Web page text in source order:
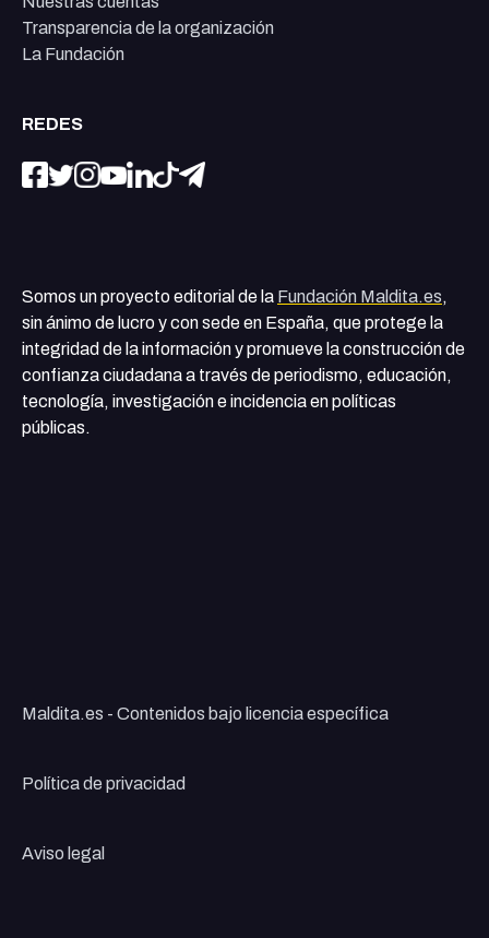
Transparencia de la organización
La Fundación
REDES
Somos un proyecto editorial de la Fundación Maldita.es,
sin ánimo de lucro y con sede en España, que protege la
integridad de la información y promueve la construcción de
confianza ciudadana a través de periodismo, educación,
tecnología, investigación e incidencia en políticas
públicas.
Maldita.es - Contenidos bajo licencia específica
Política de privacidad
Aviso legal